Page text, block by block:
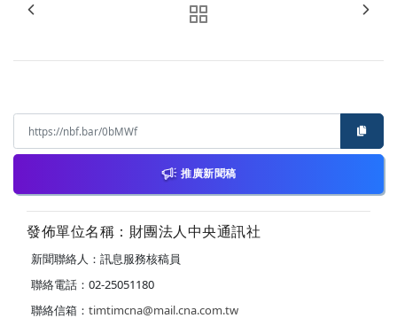
推廣新聞稿
發佈單位名稱：財團法人中央通訊社
新聞聯絡人：訊息服務核稿員
聯絡電話：02-25051180
聯絡信箱： timtimcna@mail.cna.com.tw